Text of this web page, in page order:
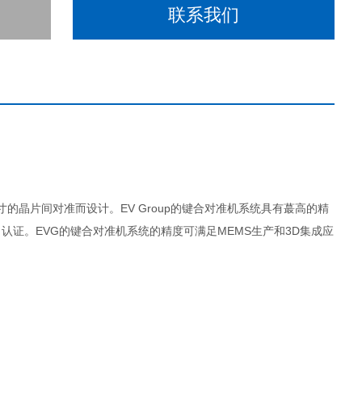
联系我们
晶片间对准而设计。EV Group的键合对准机系统具有蕞高的精
证。EVG的键合对准机系统的精度可满足MEMS生产和3D集成应